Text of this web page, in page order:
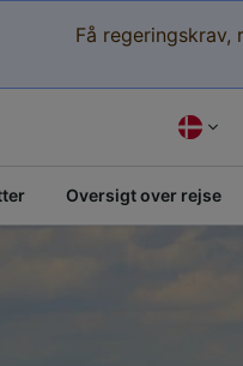
Få regeringskrav,
Oversigt over rejse